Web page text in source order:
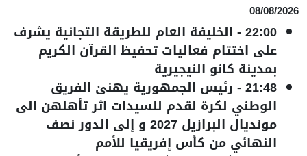
08/08/2026
22:00
- الخليفة العام للطريقة التجانية يشرف
على اختتام فعاليات تحفيظ القرآن الكريم
بمدينة كانو النيجيرية
21:48
- رئيس الجمهورية يهنئ الفريق
الوطني لكرة لقدم للسيدات اثر تأهلهن الى
مونديال البرازيل 2027 و إلى الدور نصف
النهائي من كأس إفريقيا للأمم